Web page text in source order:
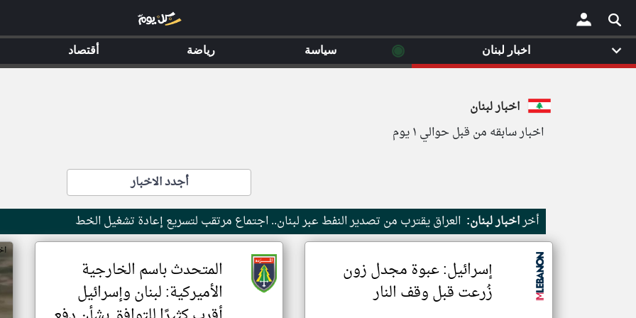
×
اخبار لبنان
اخبار سابقه من قبل حوالي ١ يوم
أجدد الاخبار
أخراخبار لبنان: العراق يقترب من تصدير النفط عبر لبنان.. اجتماع مرتقب لتسريع إعادة تشغيل الخط
إسرائيل: عبوة مجدل زون
زُرعت قبل وقف النار
المتحدث باسم الخارجية
الأميركية: لبنان وإسرائيل
اخبار لبنان ◉ سياسة رياضة أقتصاد